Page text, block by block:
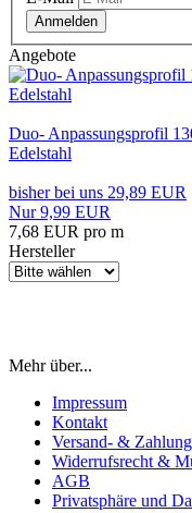
Anmelden
Angebote
Duo- Anpassungsprofil
Edelstahl
bisher bei uns 29,89 EUR
Nur 9,99 EUR
7,68 EUR pro m
Hersteller
Mehr über...
Impressum
Kontakt
Versand- &
Widerrufsrecht &
AGB
Privatsphäre und